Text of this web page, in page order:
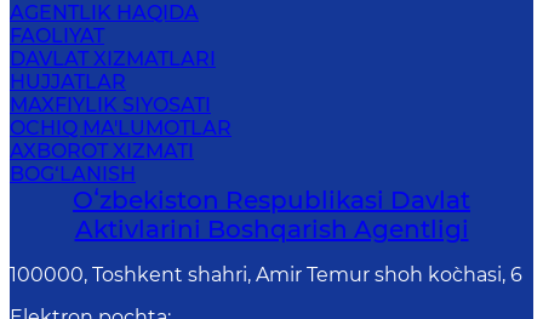
AGENTLIK HAQIDA
FAOLIYAT
DAVLAT XIZMATLARI
HUJJATLAR
MAXFIYLIK SIYOSATI
OCHIQ MA'LUMOTLAR
AXBOROT XIZMATI
BOG‘LANISH
Oʻzbekiston Respublikasi Davlat
Aktivlarini Boshqarish Agentligi
100000, Toshkent shahri, Amir Temur shoh ko`chasi, 6